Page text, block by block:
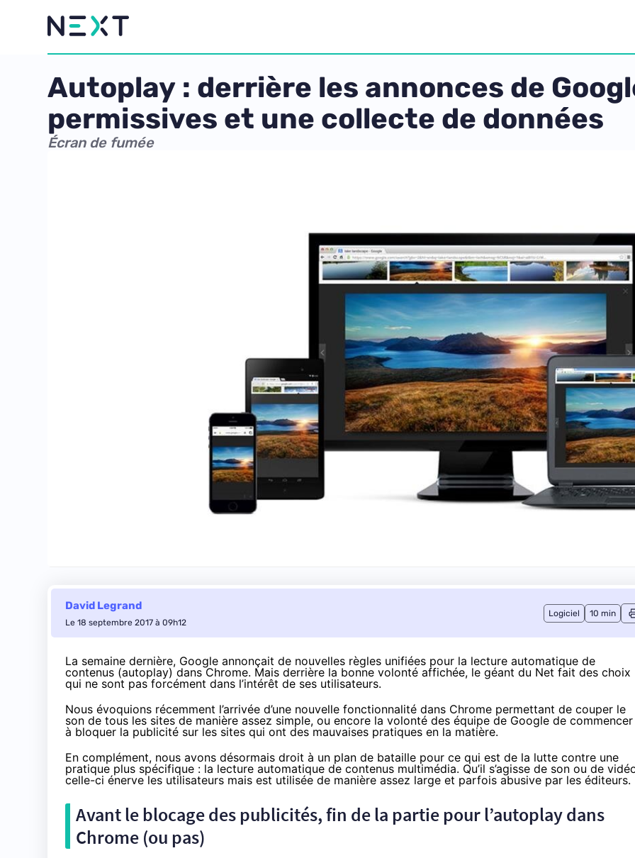
Autoplay : derrière les annonces de
permissives et une collecte de données
Écran de fumée
David Legrand
Le 18 septembre 2017 à 09h12
Logiciel 10 min
La semaine dernière, Google annonçait de nouvelles règles unifiées pour la lecture automatique de
contenus (autoplay) dans Chrome. Mais derrière la bonne volonté affichée, le géant du Net fait des choix
qui ne sont pas forcément dans l’intérêt de ses utilisateurs.
Nous évoquions récemment l’arrivée d’une nouvelle fonctionnalité dans Chrome permettant de couper le
son de tous les sites de manière assez simple, ou encore la volonté des équipe de Google de commencer
à bloquer la publicité sur les sites qui ont des mauvaises pratiques en la matière.
En complément, nous avons désormais droit à un plan de bataille pour ce qui est de la lutte contre une
pratique plus spécifique : la lecture automatique de contenus multimédia. Qu’il s’agisse de son ou de
celle-ci énerve les utilisateurs mais est utilisée de manière assez large et parfois abusive par les éditeurs.
Avant le blocage des publicités, fin de la partie pour l’autoplay dans
Chrome (ou pas)